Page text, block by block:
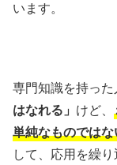
います。
専門知識を持った
はなれる」 けど、
単純なものではな
して、応用を繰